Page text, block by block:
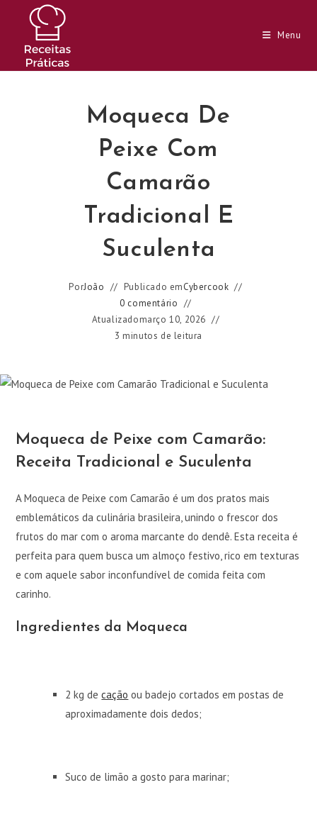
conteúdo
Menu
Moqueca De
Peixe Com
Camarão
Tradicional E
Suculenta
PorJoão Publicado emCybercook
0 comentário
Atualizadomarço 10, 2026
3 minutos de leitura
Moqueca de Peixe com Camarão:
Receita Tradicional e Suculenta
A Moqueca de Peixe com Camarão é um dos pratos mais
emblemáticos da culinária brasileira, unindo o frescor dos
frutos do mar com o aroma marcante do dendê. Esta receita é
perfeita para quem busca um almoço festivo, rico em texturas
e com aquele sabor inconfundível de comida feita com
carinho.
Ingredientes da Moqueca
2 kg decação ou badejo cortados em postas de
aproximadamente dois dedos;
Suco de limão a gosto para marinar;